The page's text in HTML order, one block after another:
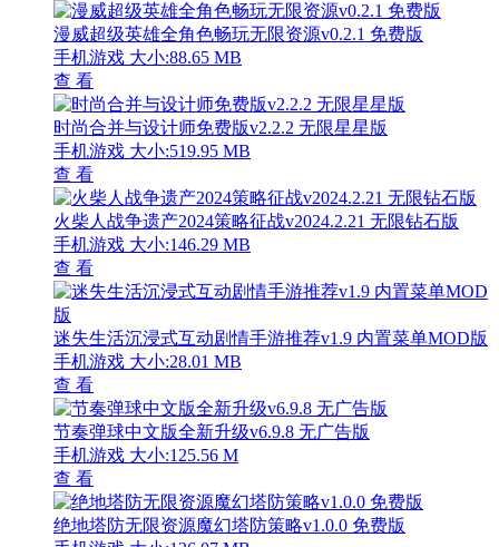
漫威超级英雄全角色畅玩无限资源v0.2.1 免费版
手机游戏 大小:88.65 MB
查 看
时尚合并与设计师免费版v2.2.2 无限星星版
手机游戏 大小:519.95 MB
查 看
火柴人战争遗产2024策略征战v2024.2.21 无限钻石版
手机游戏 大小:146.29 MB
查 看
迷失生活沉浸式互动剧情手游推荐v1.9 内置菜单MOD版
手机游戏 大小:28.01 MB
查 看
节奏弹球中文版全新升级v6.9.8 无广告版
手机游戏 大小:125.56 M
查 看
绝地塔防无限资源魔幻塔防策略v1.0.0 免费版